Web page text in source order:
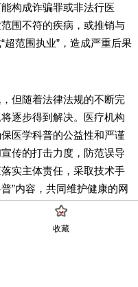
构成诈骗罪或非法行医
围不符的疾病，或推销与
超范围执业”，造成严重后果
但随着法律法规的不断完
逐步得到解决。医疗机构
医学科普的公益性和严谨
传的打击力度，防范误导
实主体责任，采取技术手
”内容，共同维护健康的网
收藏